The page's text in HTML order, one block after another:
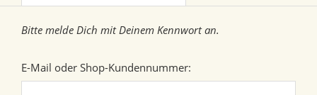
Bitte melde Dich mit Deinem Kennwort an.
E-Mail oder Shop-Kundennummer: